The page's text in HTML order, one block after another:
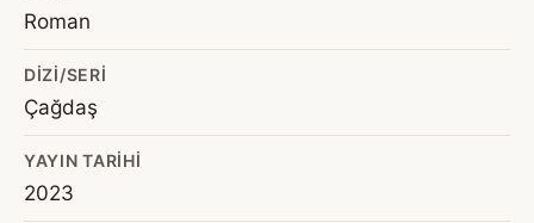
Roman
DIZI/SERI
Çağdaş
YAYIN TARIHI
2023